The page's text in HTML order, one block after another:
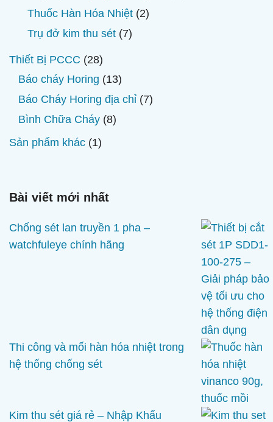
phẩm
Thuốc Hàn Hóa Nhiệt 22
Trụ đở kim thu sét 77
Thiết Bị PCCC 2828
sản
phẩm
Báo cháy Horing 1313
sản
Báo Cháy Horing địa chỉ 77
Bình Chữa Cháy 88
Sản phẩm khác 11
Bài viết mới nhất
Chống sét lan truyền 1 pha –
watchfuleye chính hãng
Thi công và mối hàn hóa nhiệt trong
hệ thống chống sét
Kim thu sét giá rẻ – Nhập Khẩu